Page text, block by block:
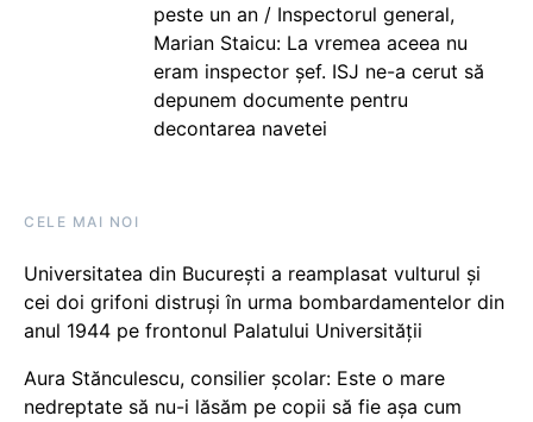
peste un an / Inspectorul general,
Marian Staicu: La vremea aceea nu
eram inspector șef. ISJ ne-a cerut să
depunem documente pentru
decontarea navetei
CELE MAI NOI
Universitatea din București a reamplasat vulturul și
cei doi grifoni distruși în urma bombardamentelor din
anul 1944 pe frontonul Palatului Universității
Aura Stănculescu, consilier școlar: Este o mare
nedreptate să nu-i lăsăm pe copii să fie așa cum